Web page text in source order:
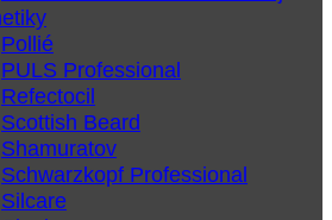
Pollié
PULS Professional
Refectocil
Scottish Beard
Shamuratov
Schwarzkopf Professional
Silcare